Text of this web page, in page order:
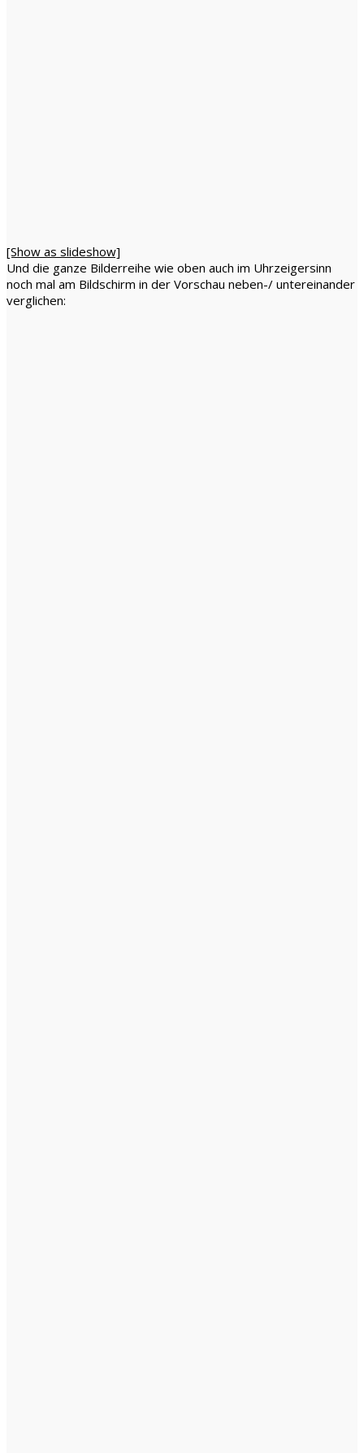
[Show as slideshow]
Und die ganze Bilderreihe wie oben auch im Uhrzeigersinn
noch mal am Bildschirm in der Vorschau neben-/ untereinander
verglichen: